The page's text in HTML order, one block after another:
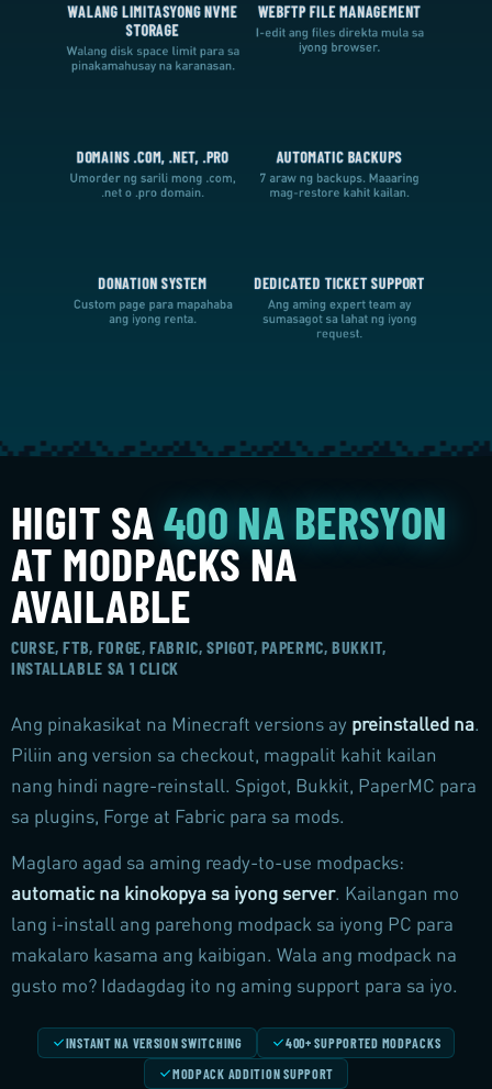
WALANG LIMITASYONG NVME
STORAGE
Walang disk space limit para sa
pinakamahusay na karanasan.
WEBFTP FILE MANAGEMENT
I-edit ang files direkta mula sa
iyong browser.
DOMAINS .COM, .NET, .PRO
Umorder ng sarili mong .com,
.net o .pro domain.
AUTOMATIC BACKUPS
7 araw ng backups. Maaaring
mag-restore kahit kailan.
DONATION SYSTEM
Custom page para mapahaba
ang iyong renta.
DEDICATED TICKET SUPPORT
Ang aming expert team ay
sumasagot sa lahat ng iyong
request.
HIGIT SA 400 NA BERSYON
AT MODPACKS NA
AVAILABLE
CURSE, FTB, FORGE, FABRIC, SPIGOT, PAPERMC, BUKKIT,
INSTALLABLE SA 1 CLICK
Ang pinakasikat na Minecraft versions ay preinstalled na.
Piliin ang version sa checkout, magpalit kahit kailan
nang hindi nagre-reinstall. Spigot, Bukkit, PaperMC para
sa plugins, Forge at Fabric para sa mods.
Maglaro agad sa aming ready-to-use modpacks:
automatic na kinokopya sa iyong server. Kailangan mo
lang i-install ang parehong modpack sa iyong PC para
makalaro kasama ang kaibigan. Wala ang modpack na
gusto mo? Idadagdag ito ng aming support para sa iyo.
INSTANT NA VERSION SWITCHING
400+ SUPPORTED MODPACKS
MODPACK ADDITION SUPPORT